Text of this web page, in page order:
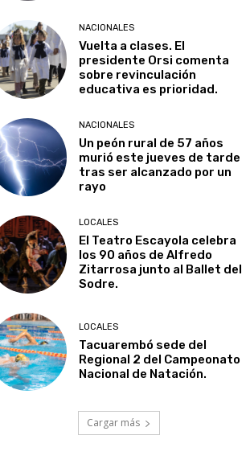
NACIONALES
Vuelta a clases. El
presidente Orsi comenta
sobre revinculación
educativa es prioridad.
NACIONALES
Un peón rural de 57 años
murió este jueves de tarde
tras ser alcanzado por un
rayo
LOCALES
El Teatro Escayola celebra
los 90 años de Alfredo
Zitarrosa junto al Ballet del
Sodre.
LOCALES
Tacuarembó sede del
Regional 2 del Campeonato
Nacional de Natación.
Cargar más